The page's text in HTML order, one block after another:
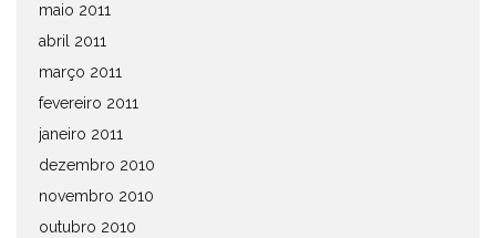
maio 2011
abril 2011
março 2011
fevereiro 2011
janeiro 2011
dezembro 2010
novembro 2010
outubro 2010